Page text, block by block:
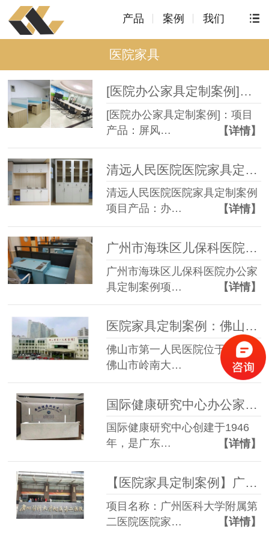
产品 案例 我们
医院家具
[医院办公家具定制案例]：清远医院 -广州智兴家具
[医院办公家具定制案例]：项目
产品：屏风…
【详情】
清远人民医院医院家具定制案例
项目产品：办…
【详情】
广州市海珠区儿保科医院办公家具定制案例图 -广州智兴家具
广州市海珠区儿保科医院办公家
具定制案例项…
【详情】
医院家具定制案例：佛山市第一人民医院 -广州智兴家具
佛山市第一人民医院位于广东省
佛山市岭南大…
【详情】
国际健康研究中心创建于1946
年，是广东…
【详情】
【医院家具定制案例】广州医科大学附属第二医院
项目名称：广州医科大学附属第
二医院医院家…
【详情】